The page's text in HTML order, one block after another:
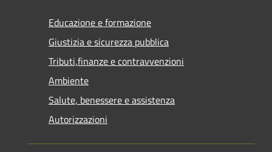
Educazione e formazione
Giustizia e sicurezza pubblica
Tributi,finanze e contravvenzioni
Ambiente
Salute, benessere e assistenza
Autorizzazioni